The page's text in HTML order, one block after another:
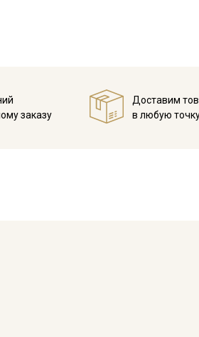
просохнуть в развешенном состоянии,
режиме утюга (важно не
заказу
Доставим
в любую